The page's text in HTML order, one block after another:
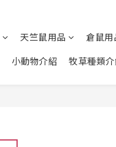
天竺鼠用品 倉鼠用
小動物介紹 牧草種類